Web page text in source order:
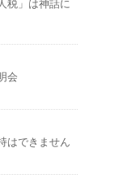
税」は神話に
会
はできません